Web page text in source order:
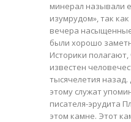
минерал называли
изумрудом», так
вечера
были хорошо
Историки полагают,
известен
тысячелетия
этому служат
писателя-эрудита
этом камне. Этот